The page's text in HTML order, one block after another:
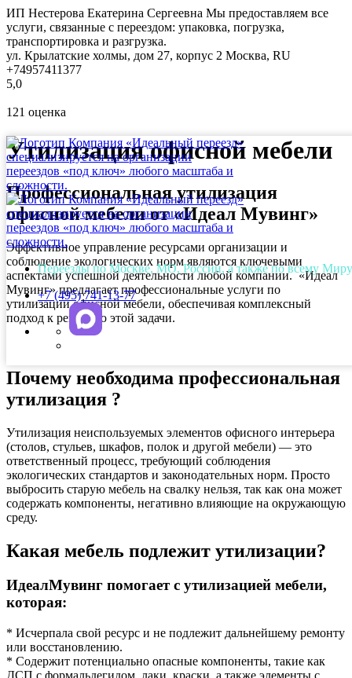
ИП Нестерова Екатерина Сергеевна Мы предоставляем все
услуги, связанные с переездом: упаковка, погрузка,
транспортировка и разгрузка.
ул. Крылатские холмы, дом 27, корпус 2 Москва, RU
+74957411377
5,0
121 оценка
Переезды по Москве, МО, России, а также по всему Миру
+7 (495) 741-13-77
Утилизация офисной мебели
Профессиональная утилизация
офисной мебели от «Идеал Мувинг»
Эффективное управление ресурсами организации и
соблюдение экологических норм являются ключевыми
аспектами успешной деятельности любой компании. «Идеал
Мувинг» предлагает профессиональные услуги по
утилизации офисной мебели, обеспечивая комплексный
подход к решению этой задачи.
Почему необходима профессиональная
утилизация ?
Утилизация неиспользуемых элементов офисного интерьера
(столов, стульев, шкафов, полок и другой мебели) — это
ответственный процесс, требующий соблюдения
экологических стандартов и законодательных норм. Просто
выбросить старую мебель на свалку нельзя, так как она может
содержать компоненты, негативно влияющие на окружающую
среду.
Какая мебель подлежит утилизации?
ИдеалМувинг помогает с утилизацией мебели,
которая:
* Исчерпала свой ресурс и не подлежит дальнейшему ремонту
или восстановлению.
* Содержит потенциально опасные компоненты, такие как